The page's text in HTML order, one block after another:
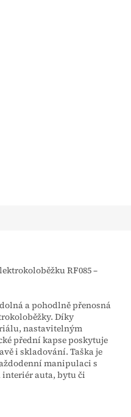
RF085 –
a pohodlně přenosná
Díky
nastavitelným
přední kapse poskytuje
i skladování. Taška je
manipulaci s
interiér auta, bytu či